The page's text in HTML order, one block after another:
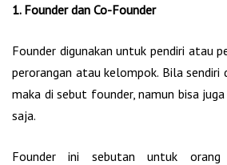
1. Founder dan Co-Founder
Founder digunakan untuk pendiri atau
perorangan atau kelompok. Bila sendiri
maka di sebut founder, namun bisa
saja.
Founder ini sebutan untuk